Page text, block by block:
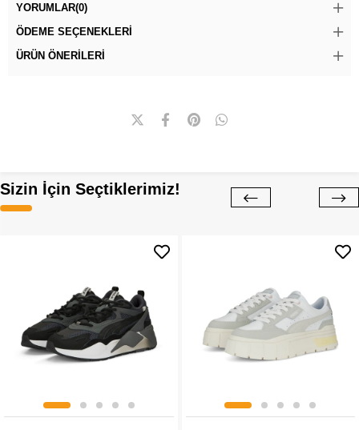
YORUMLAR(0)
ÖDEME SEÇENEKLERI
ÜRÜN ÖNERILERI
Sizin İçin Seçtiklerimiz!